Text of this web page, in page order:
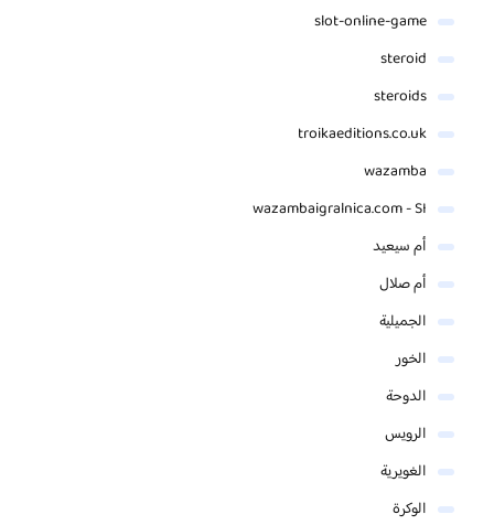
slot-online-game
steroid
steroids
troikaeditions.co.uk
wazamba
wazambaigralnica.com - SI
أم سيعيد
أم صلال
الجميلية
الخور
الدوحة
الرويس
الغويرية
الوكرة